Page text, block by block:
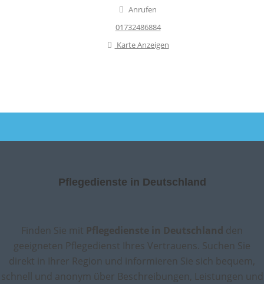
Anrufen
01732486884
Karte Anzeigen
Pflegedienste in Deutschland
Finden Sie mit Pflegedienste in Deutschland den
geeigneten Pflegedienst Ihres Vertrauens. Suchen Sie
direkt in Ihrer Region und informieren Sie sich bequem,
schnell und anonym über Beschreibungen, Leistungen und